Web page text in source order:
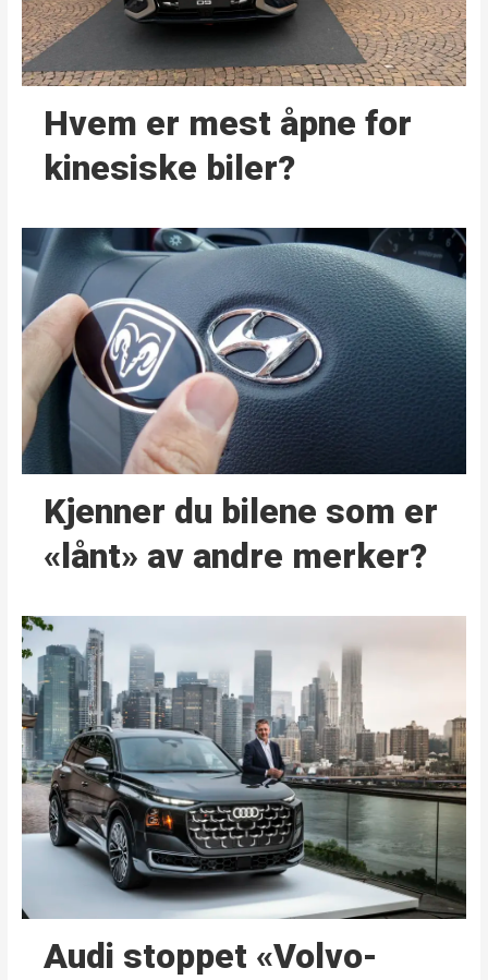
Hvem er mest åpne for
kinesiske biler?
Kjenner du bilene som er
«lånt» av andre merker?
Audi stoppet «Volvo-